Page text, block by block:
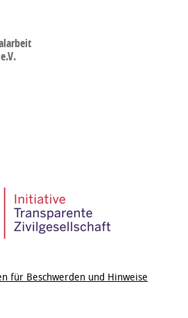
für Beschwerden und Hinweise